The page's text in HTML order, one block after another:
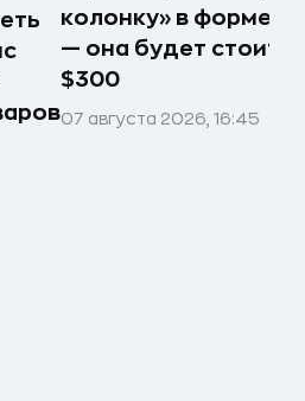
колонку» в форме
— она будет стоить
$300
07 августа 2026, 16:45